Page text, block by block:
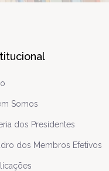
Somos
dos Presidentes
dos Membros Efetivos